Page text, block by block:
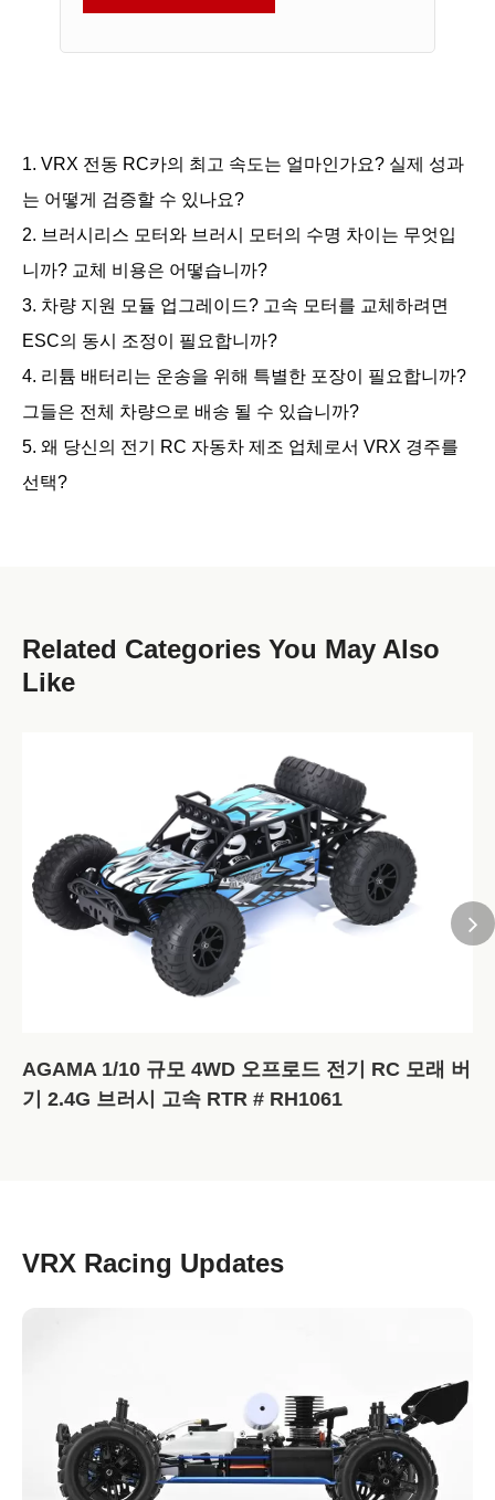
1. VRX 전동 RC카의 최고 속도는 얼마인가요? 실제 성과
는 어떻게 검증할 수 있나요?
2. 브러시리스 모터와 브러시 모터의 수명 차이는 무엇입
니까? 교체 비용은 어떻습니까?
3. 차량 지원 모듈 업그레이드? 고속 모터를 교체하려면
ESC의 동시 조정이 필요합니까?
4. 리튬 배터리는 운송을 위해 특별한 포장이 필요합니까?
그들은 전체 차량으로 배송 될 수 있습니까?
5. 왜 당신의 전기 RC 자동차 제조 업체로서 VRX 경주를
선택?
Related Categories You May Also
Like
AGAMA 1/10 규모 4WD 오프로드 전기 RC 모래 버
기 2.4G 브러시 고속 RTR # RH1061
VRX Racing Updates